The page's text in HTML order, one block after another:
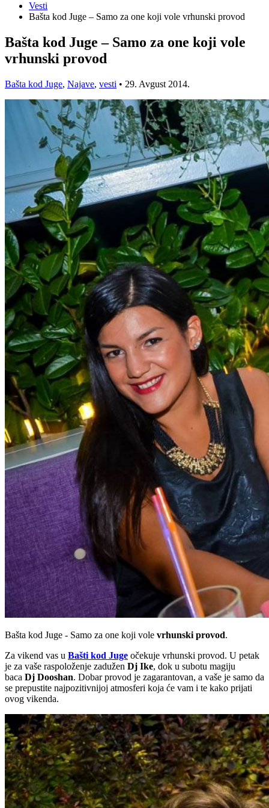
Vesti
Bašta kod Juge – Samo za one koji vole vrhunski provod
Bašta kod Juge – Samo za one koji vole
vrhunski provod
Bašta kod Juge, Najave, vesti • 29. Avgust 2014.
Bašta kod Juge - Samo za one koji vole vrhunski provod.
Za vikend vas u Bašti kod Juge očekuje vrhunski provod. U petak
je za vaše raspoloženje zadužen Dj Ike, dok u subotu magiju
baca Dj Dooshan. Dobar provod je zagarantovan, a vaše je samo da
se prepustite najpozitivnijoj atmosferi koja će vam i te kako prijati
ovog vikenda.